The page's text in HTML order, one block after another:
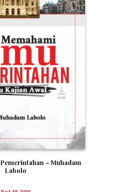
– Muhadam
Labolo